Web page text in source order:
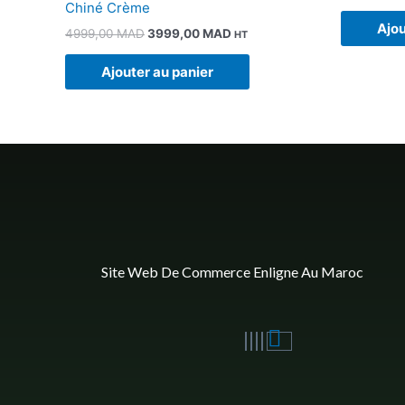
Chiné Crème
4999,00MAD3999,00MAD HT
Ajouter au panier
Site Web De Commerce Enligne Au Maroc